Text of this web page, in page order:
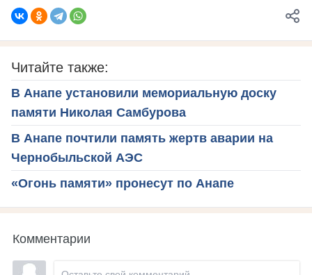
Читайте также:
В Анапе установили мемориальную доску
памяти Николая Самбурова
В Анапе почтили память жертв аварии на
Чернобыльской АЭС
«Огонь памяти» пронесут по Анапе
Комментарии